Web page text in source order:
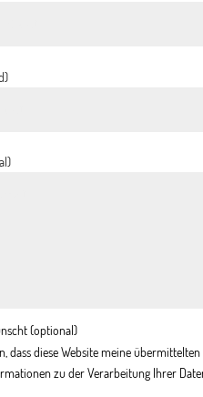
(optional)
dass diese Website meine
zu der Verarbeitung Ihrer